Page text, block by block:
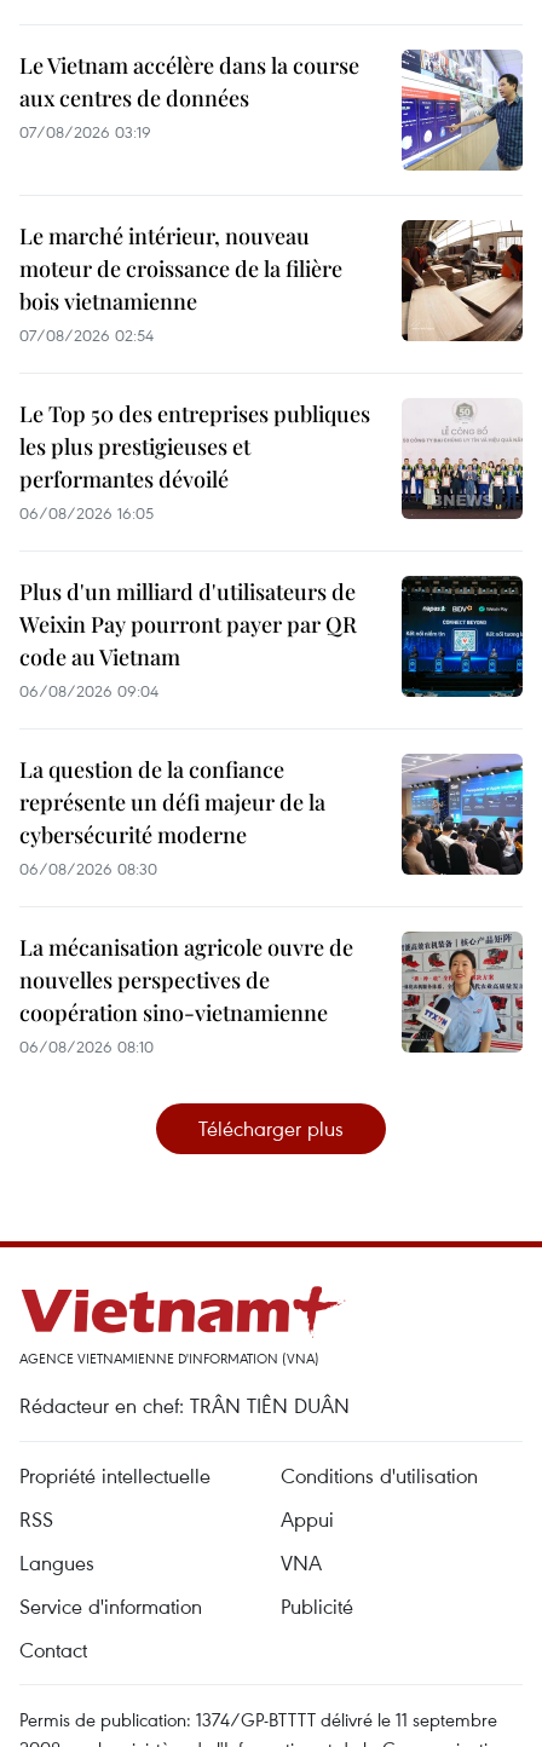
Le Vietnam accélère dans la course
aux centres de données
07/08/2026 03:19
Le marché intérieur, nouveau
moteur de croissance de la filière
bois vietnamienne
07/08/2026 02:54
Le Top 50 des entreprises publiques
les plus prestigieuses et
performantes dévoilé
06/08/2026 16:05
Plus d'un milliard d'utilisateurs de
Weixin Pay pourront payer par QR
code au Vietnam
06/08/2026 09:04
La question de la confiance
représente un défi majeur de la
cybersécurité moderne
06/08/2026 08:30
La mécanisation agricole ouvre de
nouvelles perspectives de
coopération sino-vietnamienne
06/08/2026 08:10
Télécharger plus
AGENCE VIETNAMIENNE D'INFORMATION (VNA)
Rédacteur en chef: TRÂN TIÊN DUÂN
Propriété intellectuelle
Conditions d'utilisation
RSS
Appui
Langues
VNA
Service d'information
Publicité
Contact
Permis de publication: 1374/GP-BTTTT délivré le 11 septembre